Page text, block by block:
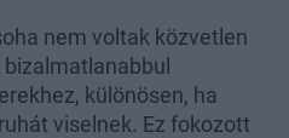
nem voltak közvetlen
különösen, ha
viselnek. Ez fokozott